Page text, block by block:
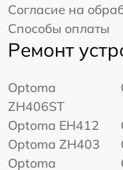
Согласие на
Способы оплаты
Ремонт
Optoma
ZH406ST
Optoma EH412
Optoma ZH403
Optoma